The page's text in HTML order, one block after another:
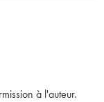
à l'auteur.